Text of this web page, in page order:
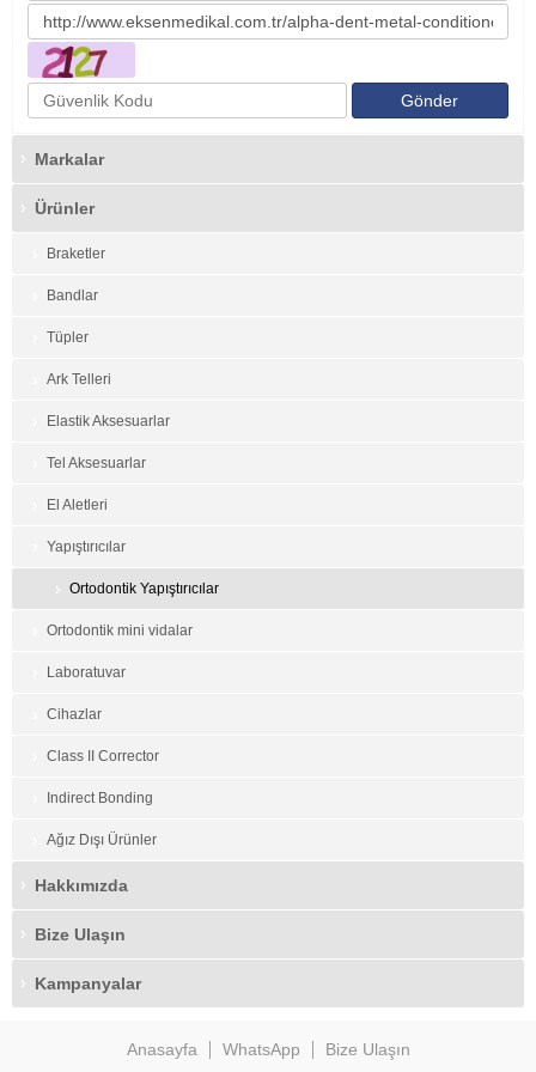
Markalar
Ürünler
Braketler
Bandlar
Tüpler
Ark Telleri
Elastik Aksesuarlar
Tel Aksesuarlar
El Aletleri
Yapıştırıcılar
Ortodontik Yapıştırıcılar
Ortodontik mini vidalar
Laboratuvar
Cihazlar
Class II Corrector
Indirect Bonding
Ağız Dışı Ürünler
Hakkımızda
Bize Ulaşın
Kampanyalar
Anasayfa WhatsApp Bize Ulaşın